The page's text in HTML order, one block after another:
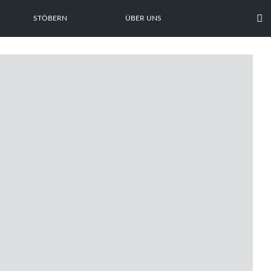
STÖBERN ÜBER UNS 